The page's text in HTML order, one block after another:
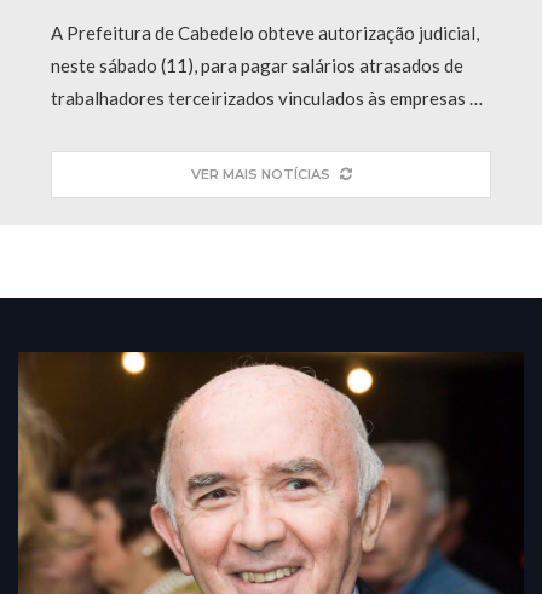
A Prefeitura de Cabedelo obteve autorização judicial,
neste sábado (11), para pagar salários atrasados de
trabalhadores terceirizados vinculados às empresas …
VER MAIS NOTÍCIAS